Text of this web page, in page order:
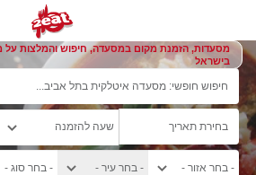
מסעדות, הזמנת מקום במסעדה, חיפוש והמלצות על
בישראל